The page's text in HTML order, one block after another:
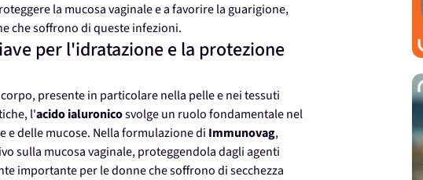
la mucosa vaginale e a favorire la guarigione,
che soffrono di queste infezioni.
per l'idratazione e la protezione
presente in particolare nella pelle e nei tessuti
l'acido ialuronicosvolge un ruolo fondamentale nel
delle mucose. Nella formulazione di Immunovag,
sulla mucosa vaginale, proteggendola dagli agenti
importante per le donne che soffrono di secchezza